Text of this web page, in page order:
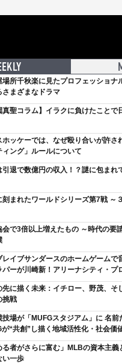
場所千秋楽に見たプロフェッショナ
さまざまなドラマ
真聖コラム】イラクに負けたことで
ホッケーでは、なぜ殴り合いが許
ィング」ルールについて
引退で数億円の収入！？謎に包まれ
刻まれたワールドシリーズ第7戦 ～
会で3倍以上増えたもの ～時代の要
レイブサンダースのホームゲームで
パーが川崎新！アリーナシティ・プ
しかないでしょ。川崎は、ずっと成
先に描く未来：イチロー、野茂、そ
挑戦
技場が「MUFGスタジアム」に 名
が“共創”し描く地域活性化・社会価
る者がさらに富む」MLBの資本主
い一歩